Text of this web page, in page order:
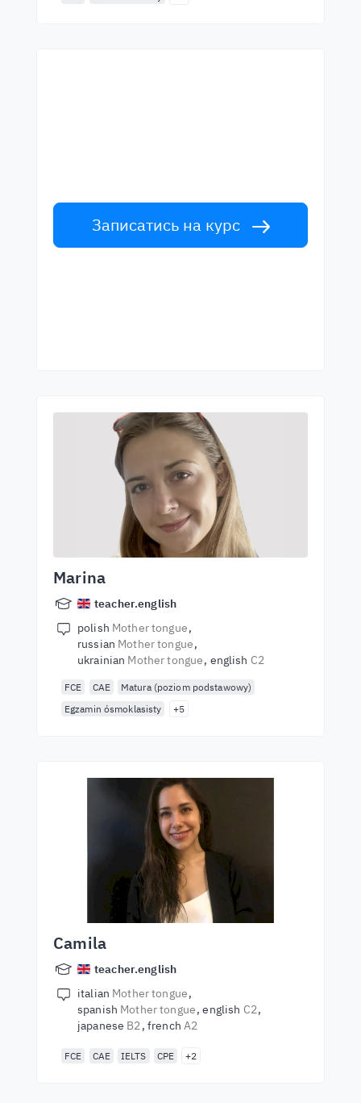
Записатись на курс
Marina
teacher.english
polish Mother tongue
russian Mother tongue
ukrainian Mother tongue english C2
FCE CAE
Matura (poziom podstawowy)
Egzamin ósmoklasisty
+5
Camila
teacher.english
italian Mother tongue
spanish Mother tongue english C2
japanese B2 french A2
FCE CAE IELTS CPE +2